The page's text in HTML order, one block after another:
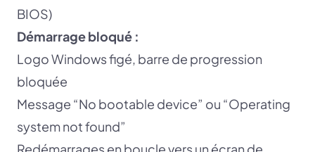
BIOS)
Démarrage bloqué :
Logo Windows figé, barre de progression
bloquée
Message “No bootable device” ou “Operating
system not found”